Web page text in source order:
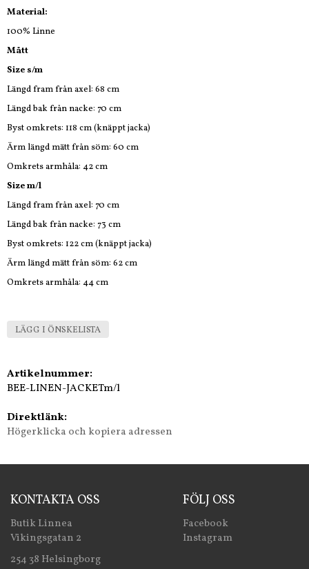
Material:
100% Linne
Mått
Size s/m
Längd fram från axel: 68 cm
Längd bak från nacke: 70 cm
Byst omkrets: 118 cm (knäppt jacka)
Ärm längd mätt från söm: 60 cm
Omkrets armhåla: 42 cm
Size m/l
Längd fram från axel: 70 cm
Längd bak från nacke: 73 cm
Byst omkrets: 122 cm (knäppt jacka)
Ärm längd mätt från söm: 62 cm
Omkrets armhåla: 44 cm
LÄGG I ÖNSKELISTA
Artikelnummer:
BEE-LINEN-JACKETm/l
Direktlänk:
Högerklicka och kopiera adressen
KONTAKTA OSS
Butik Linnea
Vikingsgatan 2
254 38 Helsingborg
FÖLJ OSS
Facebook
Instagram